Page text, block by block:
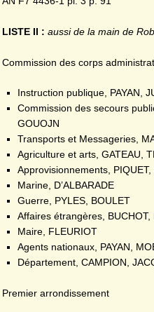
LISTE II : aussi de la main de
Commission des corps
Instruction publique, PAYAN,
Commission des secours
GOUOJN
Transports et Messageries,
Agriculture et arts, GATEAU,
Approvisionnements,
Marine, D’ALBARADE
Guerre, PYLES, BOULET
Affaires étrangères, BUCHOT,
Maire, FLEURIOT
Agents nationaux, PAYAN,
Département, CAMPION,
Premier arrondissement